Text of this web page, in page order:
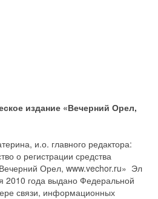
издание «Вечерний Орел,
и.о. главного редактора:
о регистрации средства
Орел, www.vechor.ru» Эл
года выдано Федеральной
связи, информационных